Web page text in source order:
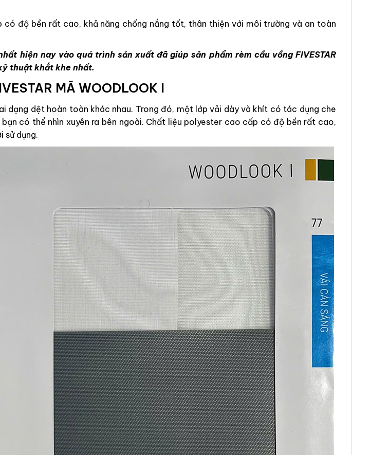
có độ bền rất cao, khả năng chống nắng tốt, thân thiện với môi trường và an toàn
hiện nay vào quá trình sản xuất đã giúp sản phẩm rèm cầu vồng FIVESTAR
thuật khắt khe nhất.
MÃ WOODLOOK I
dạng dệt hoàn toàn khác nhau. Trong đó, một lớp vải dày và khít có tác dụng che
có thể nhìn xuyên ra bên ngoài. Chất liệu polyester cao cấp có độ bền rất cao,
sử dụng.